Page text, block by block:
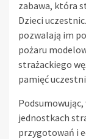
zabawa, która
Dzieci
pozwalają im
pożaru
strażackiego
pamięć
jednostkach
przygotowań i